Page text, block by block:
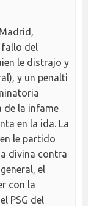
fallo del
le distrajo y
y un penalti
de la infame
en la ida. La
le partido
divina contra
el
con la
PSG del